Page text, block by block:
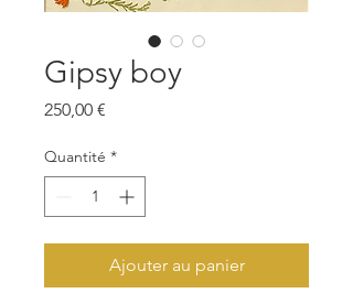
Gipsy boy
250,00 €
Quantité *
Ajouter au panier